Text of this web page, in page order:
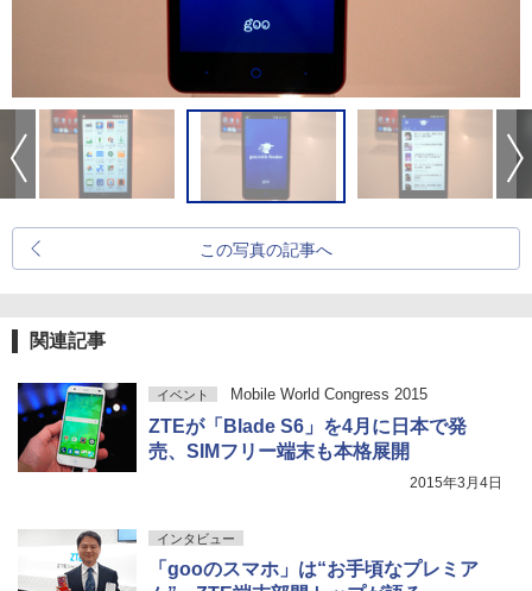
この写真の記事へ
関連記事
イベント Mobile World Congress 2015
ZTEが「Blade S6」を4月に日本で発
売、SIMフリー端末も本格展開
2015年3月4日
インタビュー
「gooのスマホ」は“お手頃なプレミア